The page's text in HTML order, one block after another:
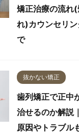
矯正治療の流れ
れ)カウンセリ
で
抜かない矯正
歯列矯正で正中
治せるのか解説
原因やトラブル